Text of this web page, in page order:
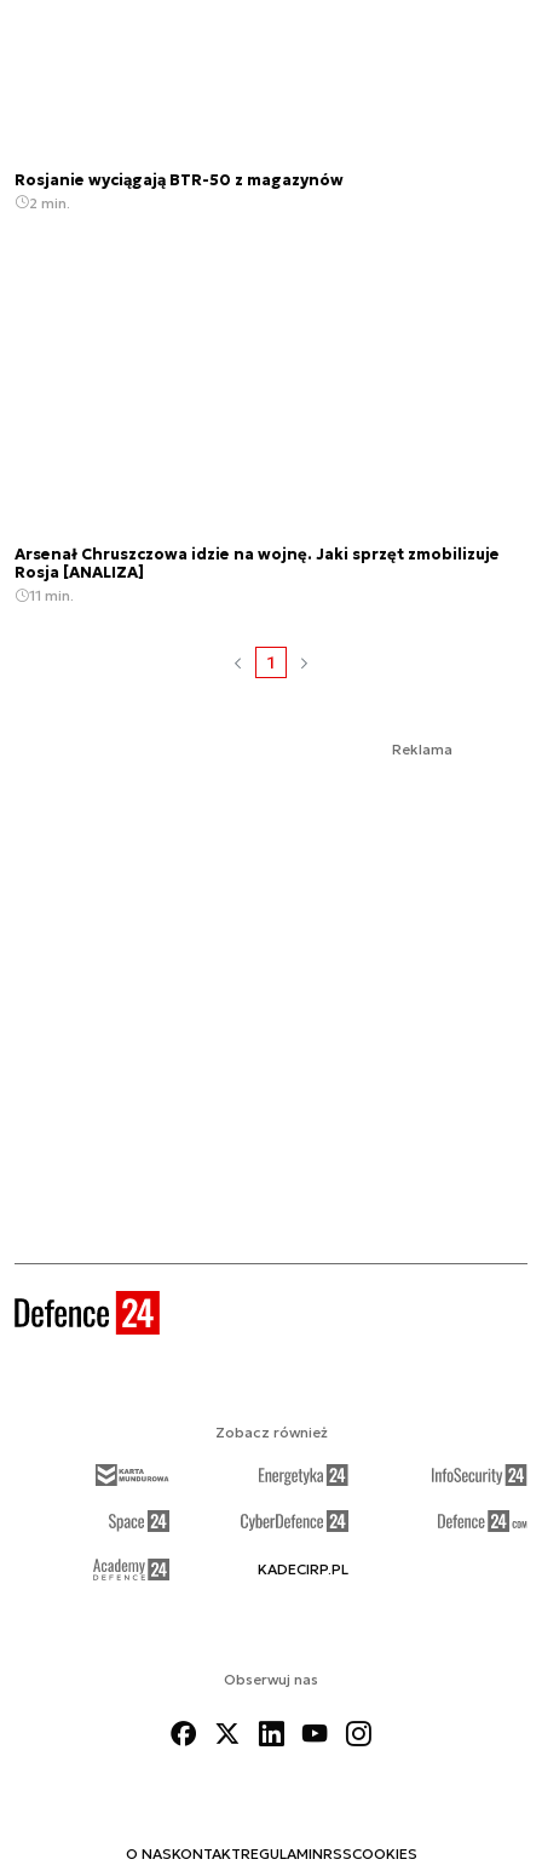
Rosjanie wyciągają BTR-50 z magazynów
2 min.
Arsenał Chruszczowa idzie na wojnę. Jaki sprzęt zmobilizuje
Rosja [ANALIZA]
11 min.
1
Reklama
Obserwuj nas
O NASKONTAKTREGULAMINRSSCOOKIES
Zobacz również
KADECIRP.PL